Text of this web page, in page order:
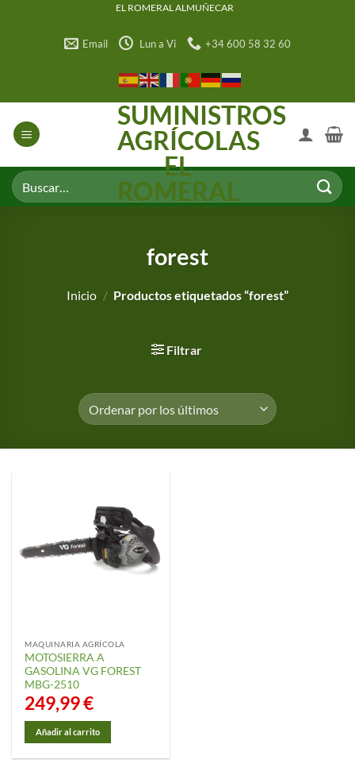
EL ROMERAL ALMUÑECAR
Email Lun a Vi +34 600 58 32 60
SUMINISTROS
AGRÍCOLAS
EL
ROMERAL
Buscar
por:
forest
Inicio / Productos etiquetados “forest”
Filtrar
MAQUINARIA AGRÍCOLA
MOTOSIERRA A
GASOLINA VG FOREST
MBG-2510
249,99€
Añadir al carrito